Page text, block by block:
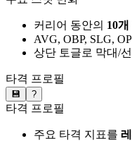
커리어 동안의 10
AVG, OBP, SLG,
상단 토글로 막대/
타격 프로필
💾 ?
타격 프로필
주요 타격 지표를